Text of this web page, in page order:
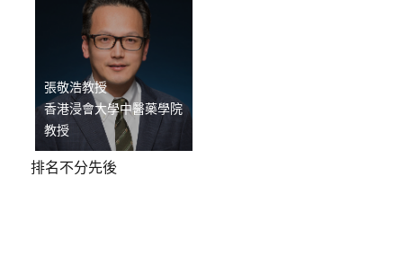
張敬浩教授
香港浸會大學中醫藥學院
教授
排名不分先後